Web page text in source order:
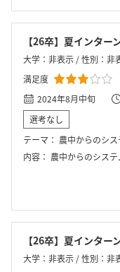
【26卒】夏インター
大学：非表示 / 性別：非
満足度
2024年8月中旬
選考なし
テーマ： 農中からのシ
内容： 農中からのシステム依頼を
【26卒】夏インター
大学：非表示 / 性別：非